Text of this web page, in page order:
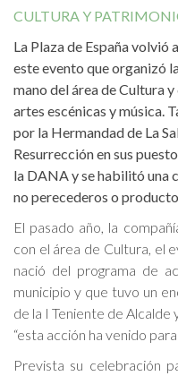
CULTURA Y
La Plaza de España volvió
este evento que organizó
mano del área de Cultura
artes escénicas y música.
por la Hermandad de La
Resurrección en sus
la DANA y se habilitó una
no perecederos o
El pasado año, la
con el área de Cultura, el
nació del programa de
municipio y que tuvo un
de la I Teniente de Alcalde
“esta acción ha venido
Prevista su celebración